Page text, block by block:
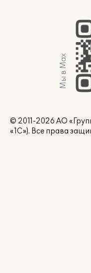
Мы в Max
© 2011-2026 АО
«1С»). Все права